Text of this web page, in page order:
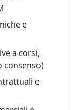
e
a corsi,
consenso)
e